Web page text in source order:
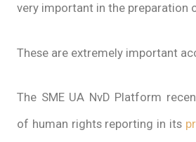
very important in the preparation
These are extremely important
The SME UA NvD Platform
of human rights reporting in its